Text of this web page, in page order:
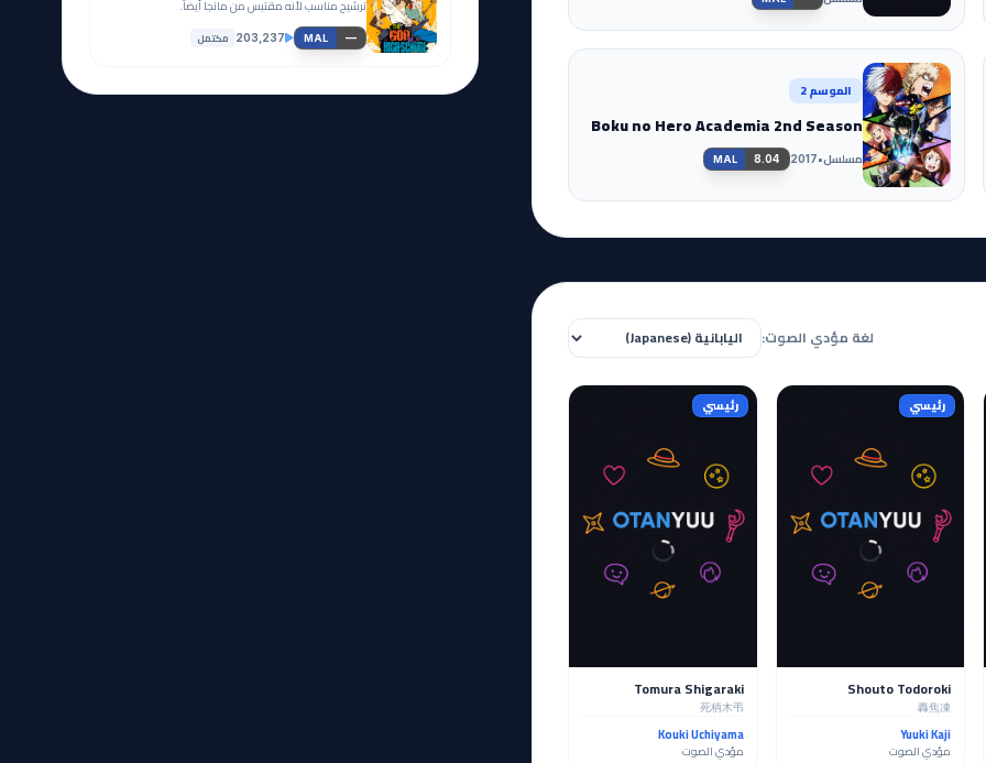
الموسم 2
Boku no Hero Academia 2nd Season
مسلسل•
2017
MAL 8.04
لغة مؤدي الصوت:
رئيسي
Shouto Todoroki
轟焦凍
Yuuki Kaji
مؤدي الصوت
رئيسي
Tomura Shigaraki
死柄木弔
Kouki Uchiyama
مؤدي الصوت
ترشيح مناسب لأنه مقتبس من مانجا أيضاً.
MAL —
203,237 مكتمل